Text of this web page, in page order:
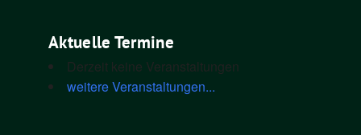
Aktuelle Termine
Derzeit keine Veranstaltungen
weitere Veranstaltungen...